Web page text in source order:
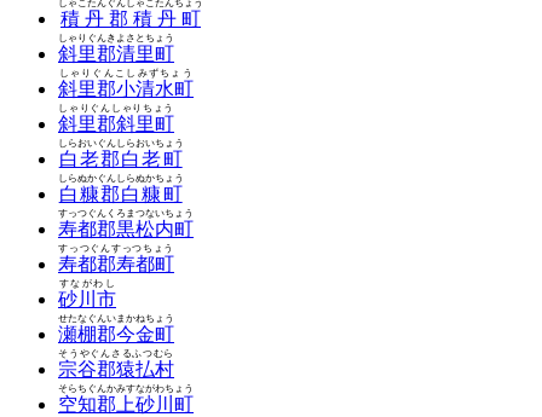
積丹郡積丹町
しゃこたんぐんしゃこたんちょう
斜里郡清里町
しゃりぐんきよさとちょう
斜里郡小清水町
しゃりぐんこしみずちょう
斜里郡斜里町
しゃりぐんしゃりちょう
白老郡白老町
しらおいぐんしらおいちょう
白糠郡白糠町
しらぬかぐんしらぬかちょう
寿都郡黒松内町
すっつぐんくろまつないちょう
寿都郡寿都町
すっつぐんすっつちょう
砂川市
すながわし
瀬棚郡今金町
せたなぐんいまかねちょう
宗谷郡猿払村
そうやぐんさるふつむら
空知郡上砂川町
そらちぐんかみすながわちょう